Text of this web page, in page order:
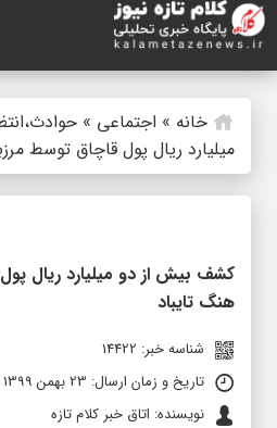
خانه » اجتماعی »
میلیارد ریال پول قاچاق توسط
کشف بیش از دو میلیارد ریال
هنگ تایباد
شناسه خبر: 14422
تاریخ و زمان ارسال: 23 بهمن 1399 ساعت 14:28
نویسنده: اتاق خبر کلام تازه